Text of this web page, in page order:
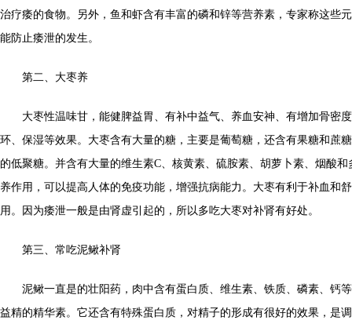
治疗痿的食物。另外，鱼和虾含有丰富的磷和锌等营养素，专家称这些
能防止痿泄的发生。
第二、大枣养
大枣性温味甘，能健脾益胃、有补中益气、养血安神、有增加骨密
环、保湿等效果。大枣含有大量的糖，主要是葡萄糖，还含有果糖和蔗
的低聚糖。并含有大量的维生素C、核黄素、硫胺素、胡萝卜素、烟酸
养作用，可以提高人体的免疫功能，增强抗病能力。大枣有利于补血和
用。因为痿泄一般是由肾虚引起的，所以多吃大枣对补肾有好处。
第三、常吃泥鳅补肾
泥鳅一直是的壮阳药，肉中含有蛋白质、维生素、铁质、磷素、钙
益精的精华素。它还含有特殊蛋白质，对精子的形成有很好的效果，是